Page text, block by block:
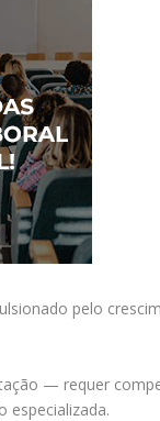
pelo
— requer
especializada.